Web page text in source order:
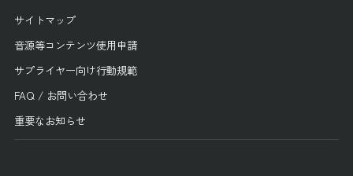
サイトマップ
音源等コンテンツ使用申請
サプライヤー向け行動規範
FAQ / お問い合わせ
重要なお知らせ